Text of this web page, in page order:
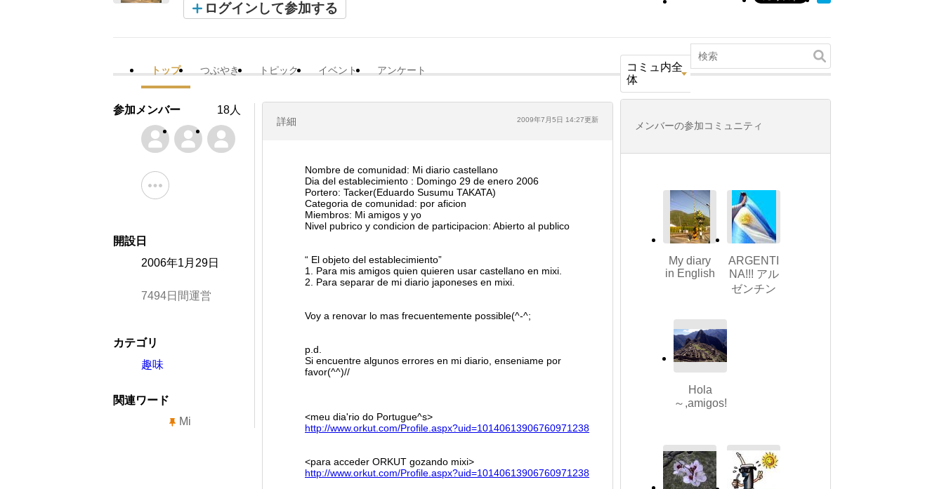
ログインして参加する
トップ つぶやき トピック イベント アンケート
コミュ内全
体
詳細 2009年7月5日 14:27更新
Nombre de comunidad: Mi diario castellano
Dia del establecimiento : Domingo 29 de enero 2006
Portero: Tacker(Eduardo Susumu TAKATA)
Categoria de comunidad: por aficion
Miembros: Mi amigos y yo
Nivel pubrico y condicion de participacion: Abierto al publico
“ El objeto del establecimiento”
1. Para mis amigos quien quieren usar castellano en mixi.
2. Para separar de mi diario japoneses en mixi.
Voy a renovar lo mas frecuentemente possible(^-^;
p.d.
Si encuentre algunos errores en mi diario, enseniame por
favor(^^)//
<meu dia'rio do Portugue^s>
http://www.orkut.com/Profile .aspx?uid=10140613906760971238
<para acceder ORKUT gozando mixi>
http://www.orkut.com/Profile .aspx?uid=10140613906760971238
参加メンバー 18人
開設日
2006年1月29日
7494日間運営
カテゴリ
趣味
関連ワード
Mi
メンバーの参加コミュニティ
My diary
in English
ARGENTI
NA!!! アル
ゼンチン
Hola
～,amigos!